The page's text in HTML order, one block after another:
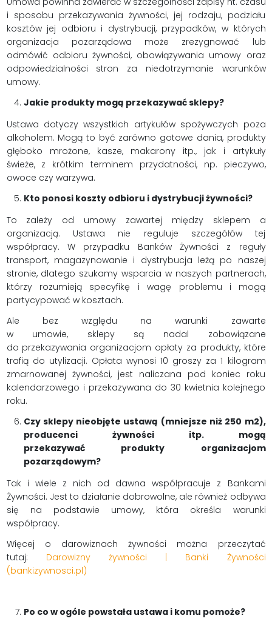
i sposobu przekazywania żywności, jej rodzaju, podziału
kosztów jej odbioru i dystrybucji, przypadków, w których
organizacja pozarządowa może zrezygnować lub
odmówić odbioru żywności, obowiązywania umowy oraz
odpowiedzialności stron za niedotrzymanie warunków
umowy.
Jakie produkty mogą przekazywać sklepy?
Ustawa dotyczy wszystkich artykułów spożywczych poza
alkoholem. Mogą to być zarówno gotowe dania, produkty
głęboko mrożone, kasze, makarony itp., jak i artykuły
świeże, z krótkim terminem przydatności, np. pieczywo,
owoce czy warzywa.
Kto ponosi koszty odbioru i dystrybucji żywności?
To zależy od umowy zawartej między sklepem a
organizacją. Ustawa nie reguluje szczegółów tej
współpracy. W przypadku Banków Żywności z reguły
transport, magazynowanie i dystrybucja leżą po naszej
stronie, dlatego szukamy wsparcia w naszych partnerach,
którzy rozumieją specyfikę i wagę problemu i mogą
partycypować w kosztach.
Ale bez względu na warunki zawarte
w umowie, sklepy są nadal zobowiązane
do przekazywania organizacjom opłaty za produkty, które
trafią do utylizacji. Opłata wynosi 10 groszy za 1 kilogram
zmarnowanej żywności, jest naliczana pod koniec roku
kalendarzowego i przekazywana do 30 kwietnia kolejnego
roku.
Czy sklepy nieobjęte ustawą (mniejsze niż 250 m2),
producenci żywności itp. mogą
przekazywać produkty organizacjom
pozarządowym?
Tak i wiele z nich od dawna współpracuje z Bankami
Żywności. Jest to działanie dobrowolne, ale również odbywa
się na podstawie umowy, która określa warunki
współpracy.
Więcej o darowiznach żywności można przeczytać
tutaj: Darowizny żywności | Banki Żywności
(bankizywnosci.pl)
Po co w ogóle powstała ustawa i komu pomoże?